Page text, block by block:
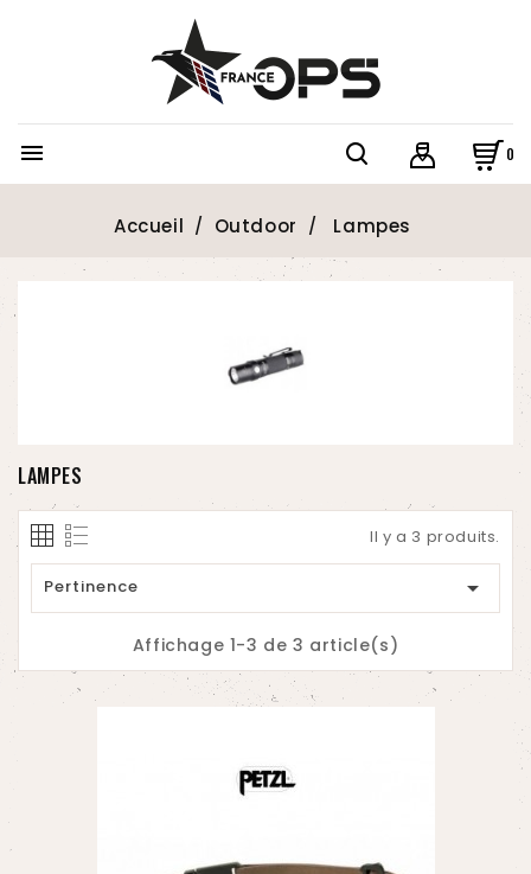
 0
Accueil Outdoor Lampes
LAMPES
Il y a 3 produits.
Pertinence 
Affichage 1-3 de 3 article(s)